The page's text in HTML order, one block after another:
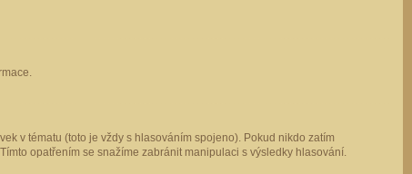
v tématu (toto je vždy s hlasováním spojeno). Pokud nikdo zatím
opatřením se snažíme zabránit manipulaci s výsledky hlasování.